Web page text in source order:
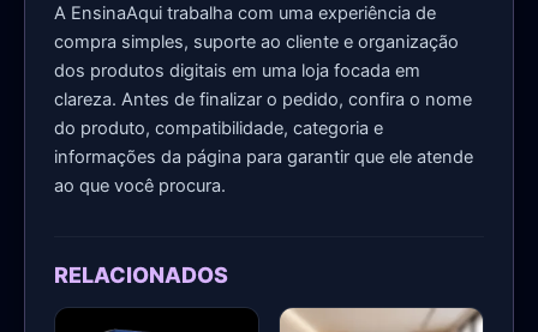
A EnsinaAqui trabalha com uma experiência de
compra simples, suporte ao cliente e organização
dos produtos digitais em uma loja focada em
clareza. Antes de finalizar o pedido, confira o nome
do produto, compatibilidade, categoria e
informações da página para garantir que ele atende
ao que você procura.
RELACIONADOS